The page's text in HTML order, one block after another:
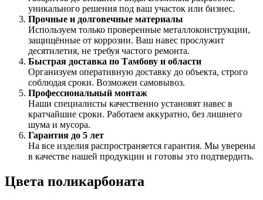
уникального решения под ваш участок или бизнес.
Прочные и долговечные материалы
Используем только проверенные металлоконструкции,
защищённые от коррозии. Ваш навес прослужит
десятилетия, не требуя частого ремонта.
Быстрая доставка по Тамбову и области
Организуем оперативную доставку до объекта, строго
соблюдая сроки. Возможен самовывоз.
Профессиональный монтаж
Наши специалисты качественно установят навес в
кратчайшие сроки. Работаем аккуратно, без лишнего
шума и мусора.
Гарантия до 5 лет
На все изделия распространяется гарантия. Мы уверены
в качестве нашей продукции и готовы это подтвердить.
Цвета поликарбоната